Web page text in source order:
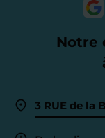
Notre
3 RUE de la